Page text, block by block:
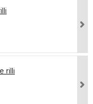
rilli